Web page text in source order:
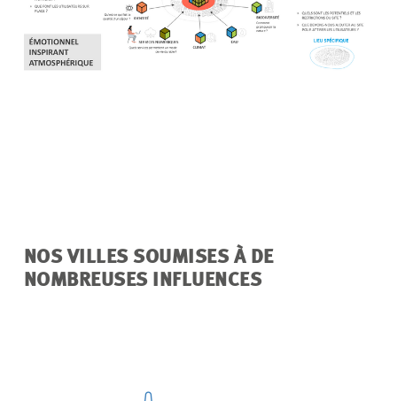
NOS VILLES SOUMISES À DE
NOMBREUSES INFLUENCES